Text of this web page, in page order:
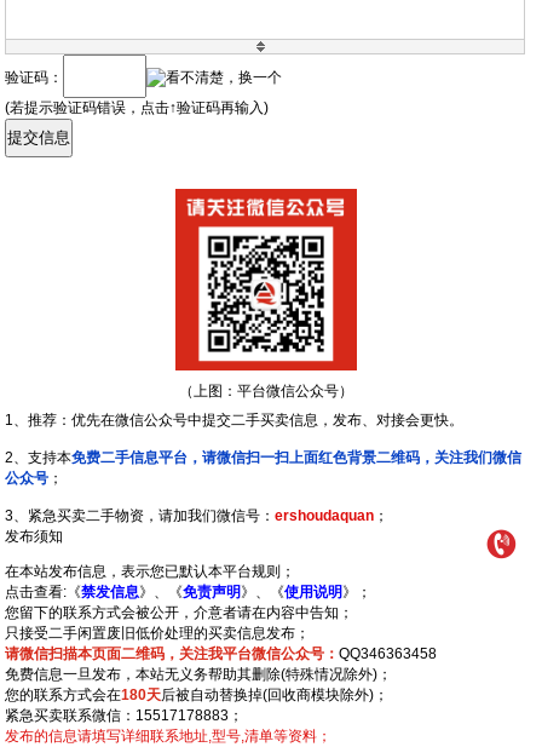
验证码：
(若提示验证码错误，点击↑验证码再输入)
（上图：平台微信公众号）
1、推荐：优先在微信公众号中提交二手买卖信息，发布、对接会更快。
2、支持本免费二手信息平台，请微信扫一扫上面红色背景二维码，关注我们微信
公众号 ；
3、紧急买卖二手物资，请加我们微信号：ershoudaquan ；
发布须知
在本站发布信息，表示您已默认本平台规则；
点击查看:《禁发信息》、《免责声明 》、《使用说明 》；
您留下的联系方式会被公开，介意者请在内容中告知；
只接受二手闲置废旧低价处理的买卖信息发布；
请微信扫描本页面二维码，关注我平台微信公众号：QQ346363458
免费信息一旦发布，本站无义务帮助其删除(特殊情况除外)；
您的联系方式会在180天后被自动替换掉(回收商模块除外)；
紧急买卖联系微信：15517178883；
发布的信息请填写详细联系地址,型号,清单等资料；